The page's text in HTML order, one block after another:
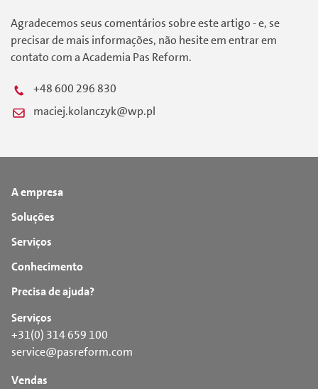
Agradecemos seus comentários sobre este artigo - e, se
precisar de mais informações, não hesite em entrar em
contato com a Academia Pas Reform.
+48 600 296 830
maciej.kolanczyk@wp.pl
A empresa
Soluções
Serviços
Conhecimento
Precisa de ajuda?
Serviços
+31(0) 314 659 100
service@pasreform.com
Vendas